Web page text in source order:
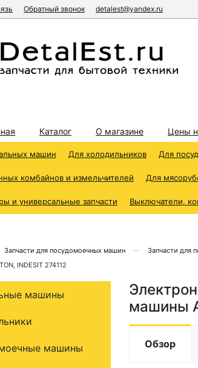
Обратный звонок detalest@yandex.ru
Каталог О магазине Цены
машин Для холодильников Для
комбайнов и измельчителей Для
и универсальные запчасти Выключатели,
Запчасти для посудомоечных машин Запчасти для
INDESIT 274112
машины
Обзор
машины
машины